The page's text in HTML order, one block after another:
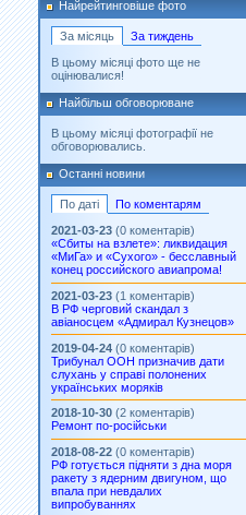
Найрейтинговіше фото
За місяць
За тиждень
В цьому місяці фото ще не
оцінювалися!
Найбільш обговорюване
В цьому місяці фотографії не
обговорювались.
Останні новини
По даті
По коментарям
2021-03-23 (0 коментарів)
«Сбиты на взлете»: ликвидация
«МиГа» и «Сухого» - бесславный
конец российского авиапрома!
2021-03-23 (1 коментарів)
В РФ черговий скандал з
авіаносцем «Адмирал Кузнецов»
2019-04-24 (0 коментарів)
Трибунал ООН призначив дати
слухань у справі полонених
українських моряків
2018-10-30 (2 коментарів)
Ремонт по-російськи
2018-08-22 (0 коментарів)
РФ готується підняти з дна моря
ракету з ядерним двигуном, що
впала при невдалих
випробуваннях